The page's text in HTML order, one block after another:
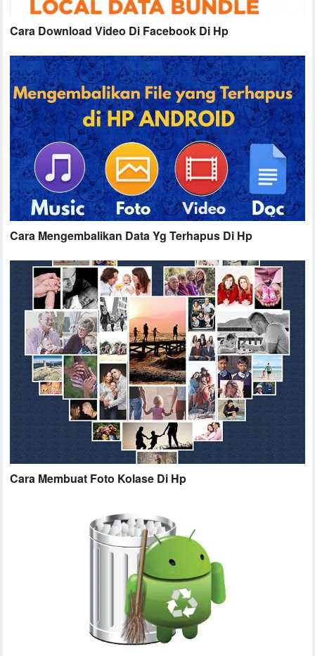
Cara Download Video Di Facebook Di Hp
Cara Mengembalikan Data Yg Terhapus Di Hp
Cara Membuat Foto Kolase Di Hp